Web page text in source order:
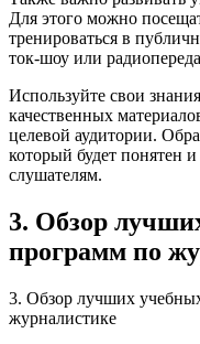
Для этого можно
тренироваться в
ток-шоу или
Используйте свои
качественных
целевой аудитории.
который будет понятен
слушателям.
3. Обзор
программ по
3. Обзор лучших
журналистике